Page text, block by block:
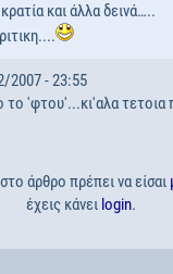
και άλλα δεινά…..
2007 - 23:55
'φτου'...κι'αλα τετοια
άρθρο πρέπει να είσαι
έχεις κάνει login.